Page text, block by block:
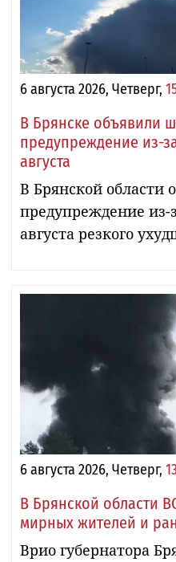
6 августа 2026, Четверг,
В Брянске объявили
предупреждение из-
августа
В Брянской области
предупреждение из-
августа резкого
6 августа 2026, Четверг,
В Брянской области
мирных жителей и
Врио губернатора